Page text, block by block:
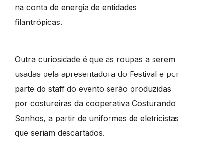
na conta de energia de entidades
filantrópicas.
Outra curiosidade é que as roupas a serem
usadas pela apresentadora do Festival e por
parte do staff do evento serão produzidas
por costureiras da cooperativa Costurando
Sonhos, a partir de uniformes de eletricistas
que seriam descartados.